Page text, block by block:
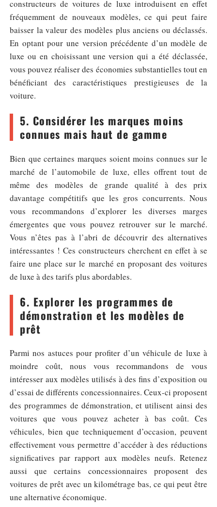
constructeurs de voitures de luxe introduisent en effet
fréquemment de nouveaux modèles, ce qui peut faire
baisser la valeur des modèles plus anciens ou déclassés.
En optant pour une version précédente d’un modèle de
luxe ou en choisissant une version qui a été déclassée,
vous pouvez réaliser des économies substantielles tout en
bénéficiant des caractéristiques prestigieuses de la
voiture.
5. Considérer les marques moins
connues mais haut de gamme
Bien que certaines marques soient moins connues sur le
marché de l’automobile de luxe, elles offrent tout de
même des modèles de grande qualité à des prix
davantage compétitifs que les gros concurrents. Nous
vous recommandons d’explorer les diverses marges
émergentes que vous pouvez retrouver sur le marché.
Vous n’êtes pas à l’abri de découvrir des alternatives
intéressantes ! Ces constructeurs cherchent en effet à se
faire une place sur le marché en proposant des voitures
de luxe à des tarifs plus abordables.
6. Explorer les programmes de
démonstration et les modèles de
prêt
Parmi nos astuces pour profiter d’un véhicule de luxe à
moindre coût, nous vous recommandons de vous
intéresser aux modèles utilisés à des fins d’exposition ou
d’essai de différents concessionnaires. Ceux-ci proposent
des programmes de démonstration, et utilisent ainsi des
voitures que vous pouvez acheter à bas coût. Ces
véhicules, bien que techniquement d’occasion, peuvent
effectivement vous permettre d’accéder à des réductions
significatives par rapport aux modèles neufs. Retenez
aussi que certains concessionnaires proposent des
voitures de prêt avec un kilométrage bas, ce qui peut être
une alternative économique.